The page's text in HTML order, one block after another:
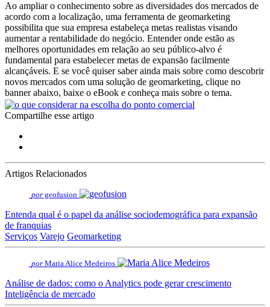
Ao ampliar o conhecimento sobre as diversidades dos mercados de
acordo com a localização, uma ferramenta de geomarketing
possibilita que sua empresa estabeleça metas realistas visando
aumentar a rentabilidade do negócio. Entender onde estão as
melhores oportunidades em relação ao seu público-alvo é
fundamental para estabelecer metas de expansão facilmente
alcançáveis. E se você quiser saber ainda mais sobre como descobrir
novos mercados com uma solução de geomarketing, clique no
banner abaixo, baixe o eBook e conheça mais sobre o tema.
Compartilhe esse artigo
Artigos Relacionados
por geofusion
Entenda qual é o papel da análise sociodemográfica para expansão
de franquias
Serviços Varejo Geomarketing
por Maria Alice Medeiros
Análise de dados: como o Analytics pode gerar crescimento
Inteligência de mercado